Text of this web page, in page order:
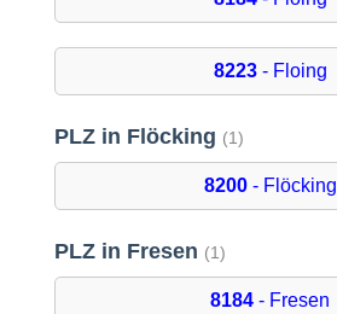
8223- Floing
PLZ in Flöcking (1)
8200- Flöcking
PLZ in Fresen (1)
8184 - Fresen